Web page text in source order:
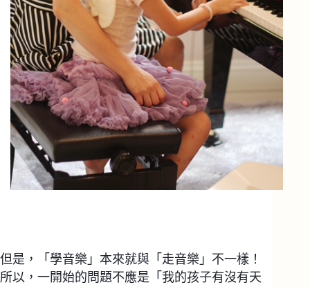
但是，「學音樂」本來就與「走音樂」不一樣！
所以，一開始的問題不應是「我的孩子有沒有天